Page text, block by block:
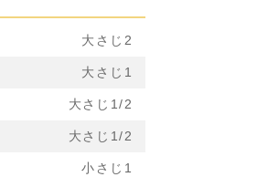
大さじ2
大さじ1
大さじ1/2
大さじ1/2
小さじ1